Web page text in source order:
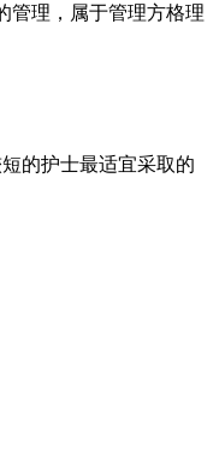
管理，属于管理方格理
的护士最适宜采取的